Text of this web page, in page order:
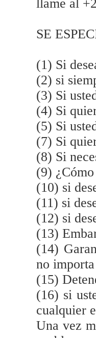
llame al
SE
(1) Si
(2) si
(3) Si
(4) Si
(5) Si
(7) Si
(8) Si
(9)
(10) si
(11) si
(12) si
(13)
(14)
no
(15)
(16) si
cualquier
Una vez